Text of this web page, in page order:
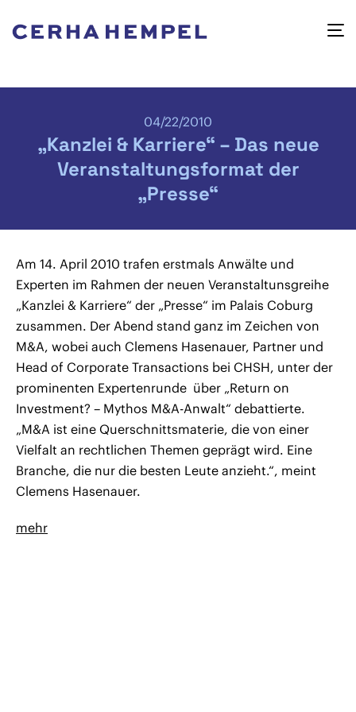
04/22/2010
„Kanzlei & Karriere“ – Das neue
Veranstaltungsformat der
„Presse“
Am 14. April 2010 trafen erstmals Anwälte und
Experten im Rahmen der neuen Veranstaltunsgreihe
„Kanzlei & Karriere“ der „Presse“ im Palais Coburg
zusammen. Der Abend stand ganz im Zeichen von
M&A, wobei auch Clemens Hasenauer, Partner und
Head of Corporate Transactions bei CHSH, unter der
prominenten Expertenrunde über „Return on
Investment? – Mythos M&A-Anwalt“ debattierte.
„M&A ist eine Querschnittsmaterie, die von einer
Vielfalt an rechtlichen Themen geprägt wird. Eine
Branche, die nur die besten Leute anzieht.“, meint
Clemens Hasenauer.
mehr